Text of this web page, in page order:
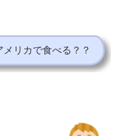
リカで食べる？？